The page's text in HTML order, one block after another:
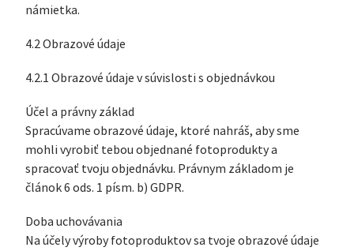
námietka.
4.2 Obrazové údaje
4.2.1 Obrazové údaje v súvislosti s objednávkou
Účel a právny základ
Spracúvame obrazové údaje, ktoré nahráš, aby sme
mohli vyrobiť tebou objednané fotoprodukty a
spracovať tvoju objednávku. Právnym základom je
článok 6 ods. 1 písm. b) GDPR.
Doba uchovávania
Na účely výroby fotoproduktov sa tvoje obrazové údaje